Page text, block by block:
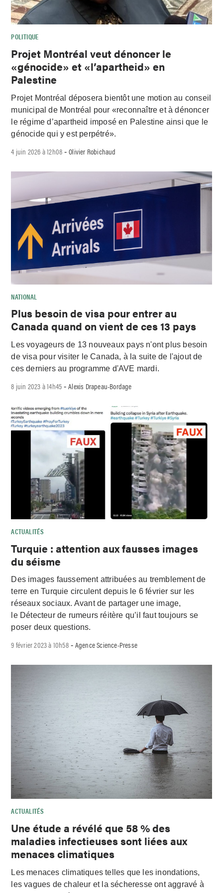
POLITIQUE
Projet Montréal veut dénoncer le
«génocide» et «l’apartheid» en
Palestine
Projet Montréal déposera bientôt une motion au conseil
municipal de Montréal pour «reconnaître et à dénoncer
le régime d’apartheid imposé en Palestine ainsi que le
génocide qui y est perpétré».
4 juin 2026 à 12h08 -Olivier Robichaud
NATIONAL
Plus besoin de visa pour entrer au
Canada quand on vient de ces 13 pays
Les voyageurs de 13 nouveaux pays n'ont plus besoin
de visa pour visiter le Canada, à la suite de l'ajout de
ces derniers au programme d'AVE mardi.
8 juin 2023 à 14h45 -Alexis Drapeau-Bordage
ACTUALITÉS
Turquie : attention aux fausses images
du séisme
Des images faussement attribuées au tremblement de
terre en Turquie circulent depuis le 6 février sur les
réseaux sociaux. Avant de partager une image,
le Détecteur de rumeurs réitère qu’il faut toujours se
poser deux questions.
9 février 2023 à 10h58- Agence Science-Presse
ACTUALITÉS
Une étude a révélé que 58 % des
maladies infectieuses sont liées aux
menaces climatiques
Les menaces climatiques telles que les inondations,
les vagues de chaleur et la sécheresse ont aggravé à